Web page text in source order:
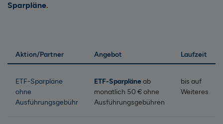
Sparpläne
Aktion/Partner Angebot Laufzeit
ETF-Sparpläne
ohne
Ausführungsgebühr
ETF-Sparpläneab
monatlich 50 € ohne
Ausführungsgebühren
bis auf
Weiteres